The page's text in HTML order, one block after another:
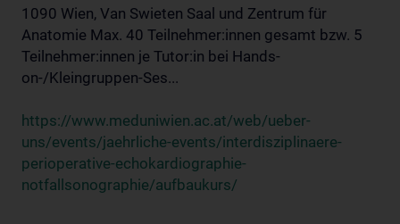
1090 Wien, Van Swieten Saal und Zentrum für
Anatomie Max. 40 Teilnehmer:innen gesamt bzw. 5
Teilnehmer:innen je Tutor:in bei Hands-
on-/Kleingruppen-Ses...
https://www.meduniwien.ac.at/web/ueber-
uns/events/jaehrliche-events/interdisziplinaere-
perioperative-echokardiographie-
notfallsonographie/aufbaukurs/